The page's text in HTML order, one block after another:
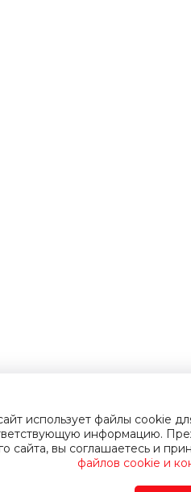
использует файлы cookie
информацию.
сайта, вы соглашаетесь и
файлов cookie и